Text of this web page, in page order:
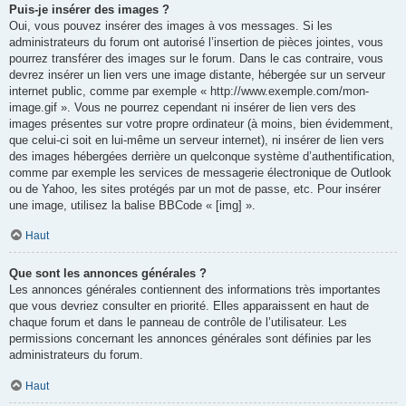
Puis-je insérer des images ?
Oui, vous pouvez insérer des images à vos messages. Si les
administrateurs du forum ont autorisé l’insertion de pièces jointes, vous
pourrez transférer des images sur le forum. Dans le cas contraire, vous
devrez insérer un lien vers une image distante, hébergée sur un serveur
internet public, comme par exemple « http://www.exemple.com/mon-
image.gif ». Vous ne pourrez cependant ni insérer de lien vers des
images présentes sur votre propre ordinateur (à moins, bien évidemment,
que celui-ci soit en lui-même un serveur internet), ni insérer de lien vers
des images hébergées derrière un quelconque système d’authentification,
comme par exemple les services de messagerie électronique de Outlook
ou de Yahoo, les sites protégés par un mot de passe, etc. Pour insérer
une image, utilisez la balise BBCode « [img] ».
Haut
Que sont les annonces générales ?
Les annonces générales contiennent des informations très importantes
que vous devriez consulter en priorité. Elles apparaissent en haut de
chaque forum et dans le panneau de contrôle de l’utilisateur. Les
permissions concernant les annonces générales sont définies par les
administrateurs du forum.
Haut